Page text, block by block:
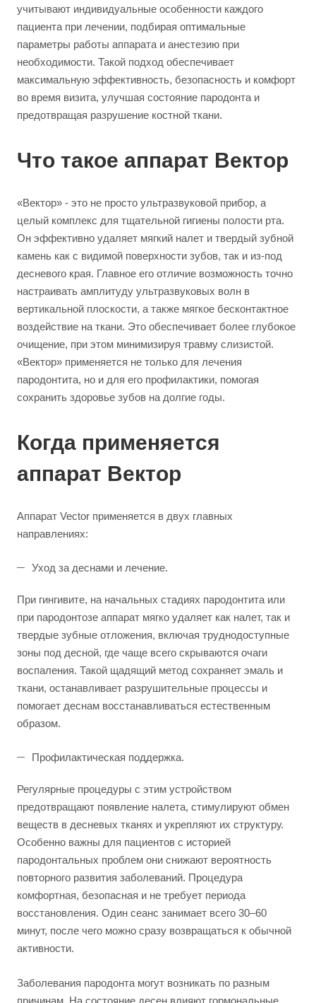
учитывают индивидуальные особенности каждого
пациента при лечении, подбирая оптимальные
параметры работы аппарата и анестезию при
необходимости. Такой подход обеспечивает
максимальную эффективность, безопасность и комфорт
во время визита, улучшая состояние пародонта и
предотвращая разрушение костной ткани.
Что такое аппарат Вектор
«Вектор» - это не просто ультразвуковой прибор, а
целый комплекс для тщательной гигиены полости рта.
Он эффективно удаляет мягкий налет и твердый зубной
камень как с видимой поверхности зубов, так и из-под
десневого края. Главное его отличие возможность точно
настраивать амплитуду ультразвуковых волн в
вертикальной плоскости, а также мягкое бесконтактное
воздействие на ткани. Это обеспечивает более глубокое
очищение, при этом минимизируя травму слизистой.
«Вектор» применяется не только для лечения
пародонтита, но и для его профилактики, помогая
сохранить здоровье зубов на долгие годы.
Когда применяется
аппарат Вектор
Аппарат Vector применяется в двух главных
направлениях:
Уход за деснами и лечение.
При гингивите, на начальных стадиях пародонтита или
при пародонтозе аппарат мягко удаляет как налет, так и
твердые зубные отложения, включая труднодоступные
зоны под десной, где чаще всего скрываются очаги
воспаления. Такой щадящий метод сохраняет эмаль и
ткани, останавливает разрушительные процессы и
помогает деснам восстанавливаться естественным
образом.
Профилактическая поддержка.
Регулярные процедуры с этим устройством
предотвращают появление налета, стимулируют обмен
веществ в десневых тканях и укрепляют их структуру.
Особенно важны для пациентов с историей
пародонтальных проблем они снижают вероятность
повторного развития заболеваний. Процедура
комфортная, безопасная и не требует периода
восстановления. Один сеанс занимает всего 30–60
минут, после чего можно сразу возвращаться к обычной
активности.
Заболевания пародонта могут возникать по разным
причинам. На состояние десен влияют гормональные